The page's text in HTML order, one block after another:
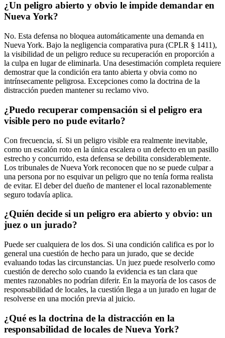
¿Un peligro abierto y obvio le impide demandar en
Nueva York?
No. Esta defensa no bloquea automáticamente una demanda en
Nueva York. Bajo la negligencia comparativa pura (CPLR § 1411),
la visibilidad de un peligro reduce su recuperación en proporción a
la culpa en lugar de eliminarla. Una desestimación completa requiere
demostrar que la condición era tanto abierta y obvia como no
intrínsecamente peligrosa. Excepciones como la doctrina de la
distracción pueden mantener su reclamo vivo.
¿Puedo recuperar compensación si el peligro era
visible pero no pude evitarlo?
Con frecuencia, sí. Si un peligro visible era realmente inevitable,
como un escalón roto en la única escalera o un defecto en un pasillo
estrecho y concurrido, esta defensa se debilita considerablemente.
Los tribunales de Nueva York reconocen que no se puede culpar a
una persona por no esquivar un peligro que no tenía forma realista
de evitar. El deber del dueño de mantener el local razonablemente
seguro todavía aplica.
¿Quién decide si un peligro era abierto y obvio: un
juez o un jurado?
Puede ser cualquiera de los dos. Si una condición califica es por lo
general una cuestión de hecho para un jurado, que se decide
evaluando todas las circunstancias. Un juez puede resolverlo como
cuestión de derecho solo cuando la evidencia es tan clara que
mentes razonables no podrían diferir. En la mayoría de los casos de
responsabilidad de locales, la cuestión llega a un jurado en lugar de
resolverse en una moción previa al juicio.
¿Qué es la doctrina de la distracción en la
responsabilidad de locales de Nueva York?